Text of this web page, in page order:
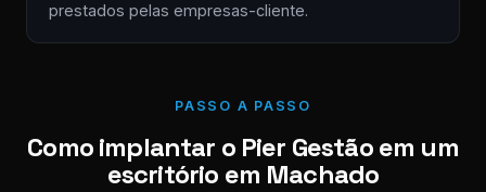
prestados pelas empresas-cliente.
PASSO A PASSO
Como implantar o Pier Gestão em um
escritório em Machado